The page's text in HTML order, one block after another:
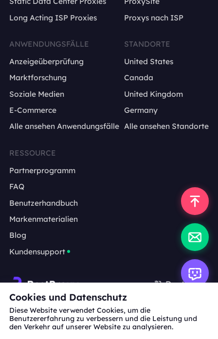
Long Acting ISP Proxies
Proxys nach ISP
ANWENDUNGSFÄLLE
Anzeigeüberprüfung
Marktforschung
Soziale Medien
E-Commerce
Alle ansehen Anwendungsfälle
STANDORTE
United States
Canada
United Kingdom
Germany
Alle ansehen Standorte
RESSOURCE
Partnerprogramm
FAQ
Benutzerhandbuch
Markenmaterialien
Blog
Kundensupport
Deutsch
Zusammenarbeit:michael.wang@bestproxy.com
Cookies und Datenschutz
Diese Website verwendet Cookies, um die
Benutzererfahrung zu verbessern und die Leistung und
den Verkehr auf unserer Website zu analysieren.